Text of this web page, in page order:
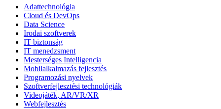
Adattechnológia
Cloud és DevOps
Data Science
Irodai szoftverek
IT biztonság
IT menedzsment
Mesterséges Intelligencia
Mobilalkalmazás fejlesztés
Programozási nyelvek
Szoftverfejlesztési technológiák
Videojáték, AR/VR/XR
Webfejlesztés